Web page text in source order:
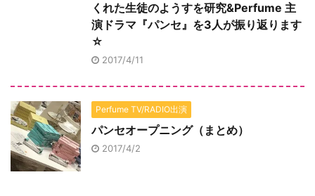
くれた生徒のようすを研究&Perfume 主
演ドラマ『パンセ』を3人が振り返ります
☆
2017/4/11
Perfume TV/RADIO出演
パンセオープニング（まとめ）
2017/4/2